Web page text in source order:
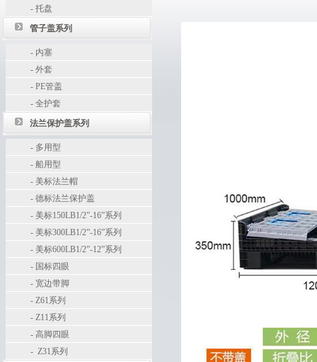
- 托盘
管子盖系列
- 内塞
- 外套
- PE管盖
- 全护套
法兰保护盖系列
- 多用型
- 船用型
- 美标法兰帽
- 德标法兰保护盖
- 美标150LB1/2”-16”系列
- 美标300LB1/2”-16”系列
- 美标600LB1/2”-12”系列
- 国标四眼
- 宽边带脚
- Z61系列
- Z11系列
- 高脚四眼
- Z31系列